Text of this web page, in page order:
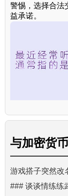
警惕，选择合法
益承诺。
与加密货
游戏搭子突然改
### 谈谈情练练